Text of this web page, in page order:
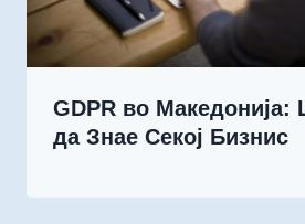
GDPR во Македонија:
да Знае Секој Бизнис